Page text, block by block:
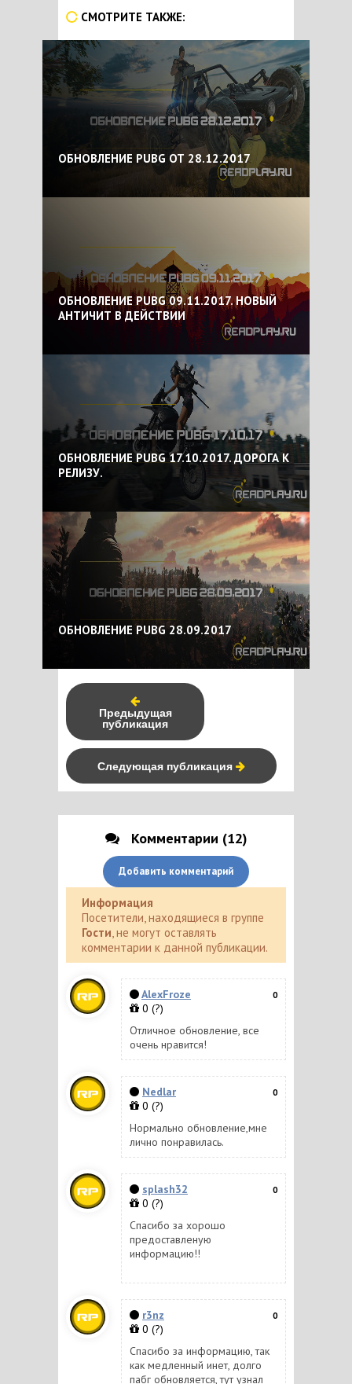
СМОТРИТЕ ТАКЖЕ:
ОБНОВЛЕНИЕ PUBG ОТ 28.12.2017
ОБНОВЛЕНИЕ PUBG 09.11.2017. НОВЫЙ
АНТИЧИТ В ДЕЙСТВИИ
ОБНОВЛЕНИЕ PUBG 17.10.2017. ДОРОГА К
РЕЛИЗУ.
ОБНОВЛЕНИЕ PUBG 28.09.2017
Предыдущая
публикация
Следующая публикация
Комментарии (12)
Добавить комментарий
Информация
Посетители, находящиеся в группе
Гости, не могут оставлять
комментарии к данной публикации.
AlexFroze
0 (?)
0
Отличное обновление, все
очень нравится!
Nedlar
0 (?)
0
Нормально обновление,мне
лично понравилась.
splash32
0 (?)
0
Спасибо за хорошо
предоставленую
информацию!!
r3nz
0 (?)
0
Спасибо за информацию, так
как медленный инет, долго
пабг обновляется, тут узнал